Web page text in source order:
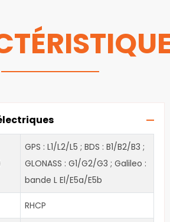
GPS : L1/L2/L5 ; BDS : B1/B2/B3 ;
GLONASS : G1/G2/G3 ; Galileo :
bande L El/E5a/E5b
RHCP